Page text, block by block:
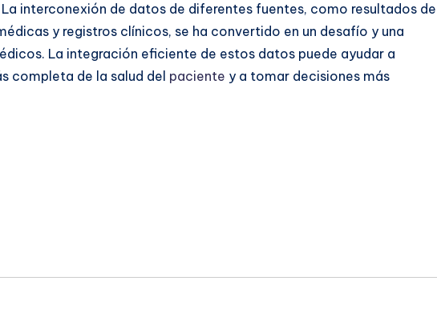
La interconexión de datos de diferentes fuentes, como resultados de
y registros clínicos, se ha convertido en un desafío y una
La integración eficiente de estos datos puede ayudar a
completa de la salud del paciente y a tomar decisiones más